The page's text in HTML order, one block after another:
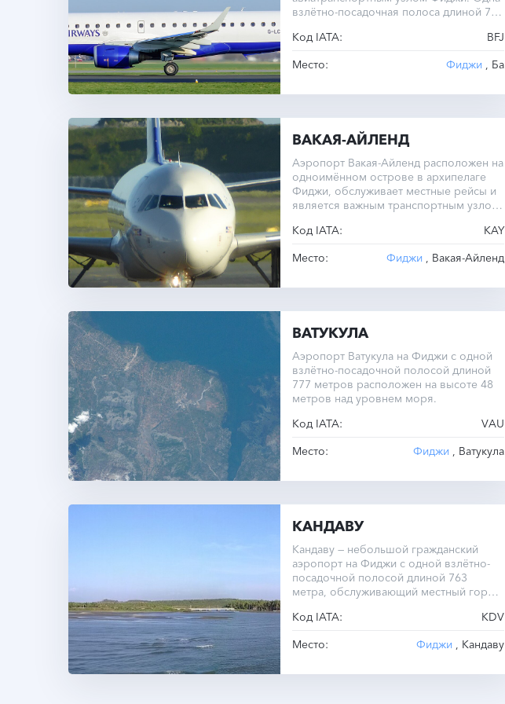
взлётно-посадочная полоса длиной 768
Код IATA:
BFJ
Место:
Фиджи , Ба
ВАКАЯ-АЙЛЕНД
Аэропорт Вакая-Айленд расположен на
одноимённом острове в архипелаге
Фиджи, обслуживает местные рейсы и
является важным транспортным узлом
Код IATA:
KAY
Место:
Фиджи , Вакая-Айленд
ВАТУКУЛА
Аэропорт Ватукула на Фиджи с одной
взлётно-посадочной полосой длиной
777 метров расположен на высоте 48
метров над уровнем моря.
Код IATA:
VAU
Место:
Фиджи , Ватукула
КАНДАВУ
Кандаву — небольшой гражданский
аэропорт на Фиджи с одной взлётно-
посадочной полосой длиной 763
метра, обслуживающий местный город
Код IATA:
KDV
Место:
Фиджи , Кандаву